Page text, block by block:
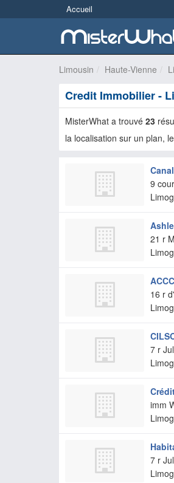
Accueil
Limousin Haute-Vienne
Credit Immobilier -
MisterWhat a trouvé 23
la localisation sur un plan,
9
21 r
16 r
7 r
imm
7 r